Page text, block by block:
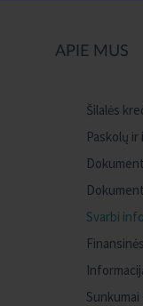
APIE MUS
Šilalės
Paskolų ir
Svarbi
Sunkumai